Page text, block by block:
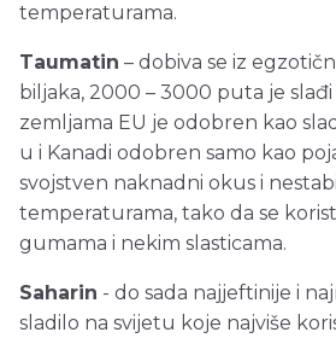
temperaturama.
Taumatin – dobiva se iz
biljaka, 2000 – 3000 puta je slađi
zemljama EU je odobren kao
u i Kanadi odobren samo kao
svojstven naknadni okus i
temperaturama, tako da se
gumama i nekim slasticama.
Saharin - do sada najjeftinije i
sladilo na svijetu koje najviše